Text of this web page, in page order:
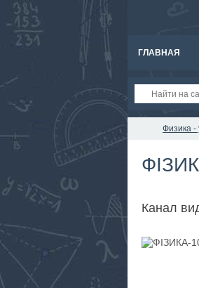
ГЛАВНАЯ
Физика -
Канал